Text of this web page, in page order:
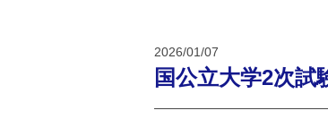
2026/01/07
国公立大学2次試